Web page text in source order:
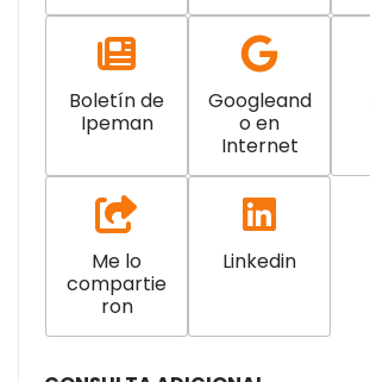
Boletín de
Ipeman
Googleand
o en
Internet
Me lo
compartie
ron
Linkedin